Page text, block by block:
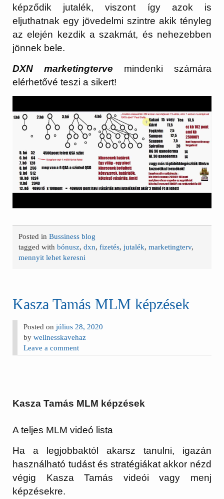
képződik jutalék, viszont így azok is
eljuthatnak egy jövedelmi szintre akik tényleg
az elején kezdik a szakmát, és nehezebben
jönnek bele.
DXN marketingterve mindenki számára
elérhetővé teszi a sikert!
Posted inBussiness blog
tagged withbónusz,dxn,fizetés,jutalék,marketingterv,
mennyit lehet keresni
Kasza Tamás MLM képzések
Posted onjúlius 28, 2020
bywellnesskavehaz
Leave a comment
Kasza Tamás MLM képzések
A teljes MLM videó lista
Ha a legjobbaktól akarsz tanulni, igazán
használható tudást és stratégiákat akkor nézd
végig Kasza Tamás videói vagy menj
képzésekre.